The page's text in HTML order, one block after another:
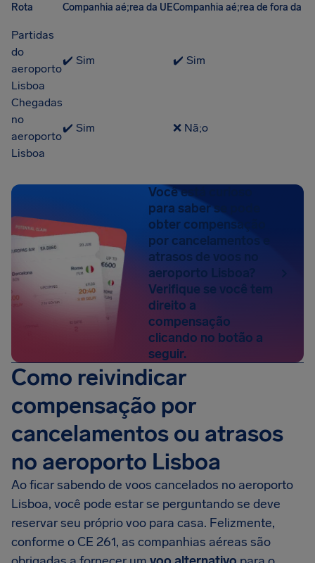
Rota Companhia aé;rea da UECompanhia aé;rea de fora da
Partidas
do
aeroporto
Lisboa
✔️ Sim ✔️ Sim
Chegadas
no
aeroporto
Lisboa
✔️ Sim ❌ Nã;o
Você está curioso
para saber se pode
obter compensação
por cancelamentos e
atrasos de voos no
aeroporto Lisboa?
Verifique se você tem
direito a
compensação
clicando no botão a
seguir.
Como reivindicar
compensação por
cancelamentos ou atrasos
no aeroporto Lisboa
Ao ficar sabendo de voos cancelados no aeroporto
Lisboa, você pode estar se perguntando se deve
reservar seu próprio voo para casa. Felizmente,
conforme o CE 261, as companhias aéreas são